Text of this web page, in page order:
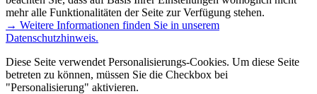
mehr alle Funktionalitäten der Seite zur Verfügung stehen.
→ Weitere Informationen finden Sie in unserem
Datenschutzhinweis.
Diese Seite verwendet Personalisierungs-Cookies. Um diese Seite
betreten zu können, müssen Sie die Checkbox bei
"Personalisierung" aktivieren.